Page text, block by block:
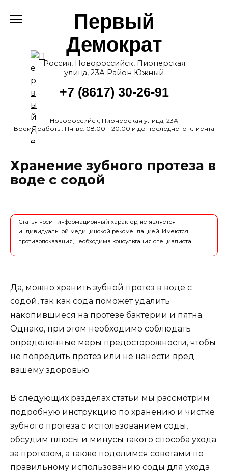
Первый
Демократ
Россия, Новороссийск, Пионерская
улица, 23А Район Южный
+7 (8617) 30-26-91
Новороссийск, Пионерская улица, 23А
Время работы: Пн-вс: 08:00—20:00 и до последнего клиента
Хранение зубного протеза в
воде с содой
Статья носит информационный характер, не является
индивидуальной медицинской рекомендацией. Имеются
противопоказания, необходима консультация специалиста.
Да, можно хранить зубной протез в воде с
содой, так как сода поможет удалить
накопившиеся на протезе бактерии и пятна.
Однако, при этом необходимо соблюдать
определенные меры предосторожности, чтобы
не повредить протез или не нанести вред
вашему здоровью.
В следующих разделах статьи мы рассмотрим
подробную инструкцию по хранению и чистке
зубного протеза с использованием соды,
обсудим плюсы и минусы такого способа ухода
за протезом, а также поделимся советами по
правильному использованию соды для ухода